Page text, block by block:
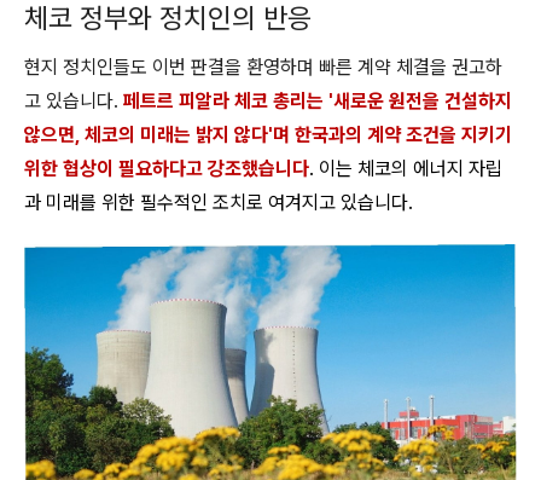
체코 정부와 정치인의 반응
현지 정치인들도 이번 판결을 환영하며 빠른 계약 체결을 권고하
고 있습니다. 페트르 피알라 체코 총리는 '새로운 원전을 건설하지
않으면, 체코의 미래는 밝지 않다'며 한국과의 계약 조건을 지키기
위한 협상이 필요하다고 강조했습니다. 이는 체코의 에너지 자립
과 미래를 위한 필수적인 조치로 여겨지고 있습니다.